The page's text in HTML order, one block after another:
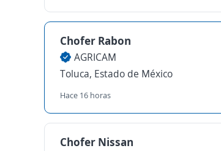
Chofer Rabon
AGRICAM
Toluca, Estado de México
Hace 16 horas
Chofer Nissan